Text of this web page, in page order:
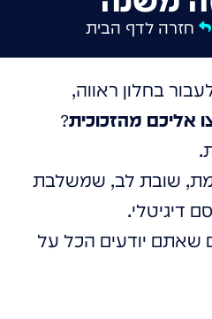
חזרה לדף הבית
בחלון ראווה,
אליכם מהזכוכית?
שובת לב, שמשלבת
דיגיטלי.
שאתם יודעים הכל על